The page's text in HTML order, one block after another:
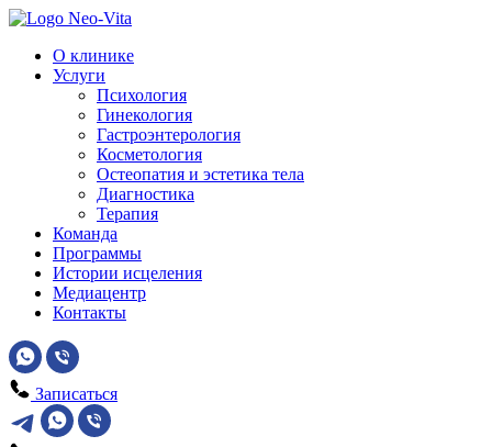
О клинике
Услуги
Психология
Гинекология
Гастроэнтерология
Косметология
Остеопатия и эстетика тела
Диагностика
Терапия
Команда
Программы
Истории исцеления
Медиацентр
Контакты
Записаться